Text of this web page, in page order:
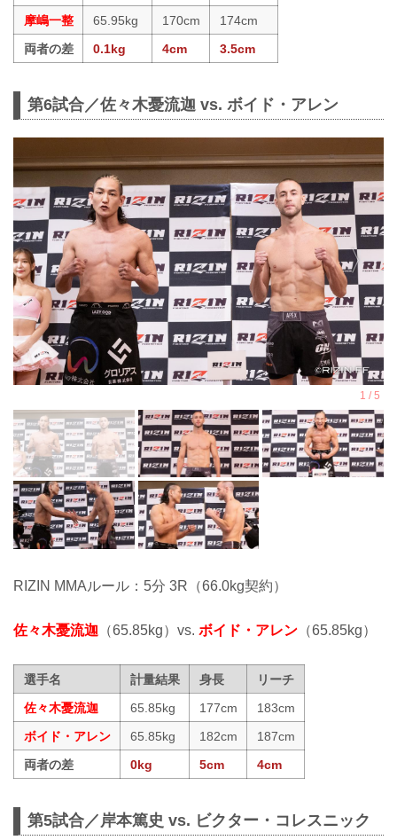
摩嶋一整
65.95kg 170cm
174cm
両者の差
0.1kg 4cm 3.5cm
第6試合／佐々木憂流迦 vs. ボイド・アレン
RIZIN MMAルール：5分 3R（66.0kg契約）
佐々木憂流迦 （65.85kg）vs. ボイド・アレン （65.85kg）
選手名 計量結果 身長
リーチ
佐々木憂流迦
65.85kg 177cm
183cm
ボイド・アレン
65.85kg 182cm
187cm
両者の差
0kg 5cm 4cm
第5試合／岸本篤史 vs. ビクター・コレスニック